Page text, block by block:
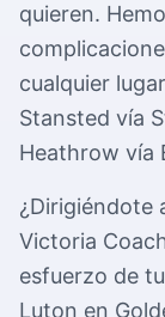
quieren.
cualquier
Stansted vía
Heathrow vía
¿Dirigiéndote
Victoria
esfuerzo de
Luton en